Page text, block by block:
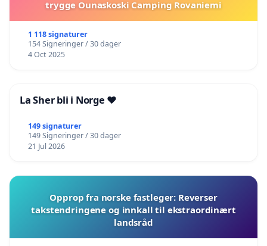
trygge Ounaskoski Camping Rovaniemi
1 118 signaturer
154 Signeringer / 30 dager
4 Oct 2025
La Sher bli i Norge ❤️
149 signaturer
149 Signeringer / 30 dager
21 Jul 2026
Opprop fra norske fastleger: Reverser
takstendringene og innkall til ekstraordinært
landsråd